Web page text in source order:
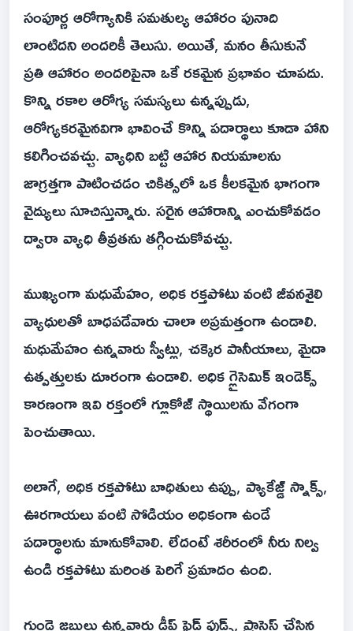
సంపూర్ణ ఆరోగ్యానికి సమతుల్య ఆహారం పునాది
లాంటిదని అందరికీ తెలుసు. అయితే, మనం తీసుకునే
ప్రతి ఆహారం అందరిపైనా ఒకే రకమైన ప్రభావం చూపదు.
కొన్ని రకాల ఆరోగ్య సమస్యలు ఉన్నప్పుడు,
ఆరోగ్యకరమైనవిగా భావించే కొన్ని పదార్థాలు కూడా హాని
కలిగించవచ్చు. వ్యాధిని బట్టి ఆహార నియమాలను
జాగ్రత్తగా పాటించడం చికిత్సలో ఒక కీలకమైన భాగంగా
వైద్యులు సూచిస్తున్నారు. సరైన ఆహారాన్ని ఎంచుకోవడం
ద్వారా వ్యాధి తీవ్రతను తగ్గించుకోవచ్చు.
ముఖ్యంగా మధుమేహం, అధిక రక్తపోటు వంటి జీవనశైలి
వ్యాధులతో బాధపడేవారు చాలా అప్రమత్తంగా ఉండాలి.
మధుమేహం ఉన్నవారు స్వీట్లు, చక్కెర పానీయాలు, మైదా
ఉత్పత్తులకు దూరంగా ఉండాలి. అధిక గ్లైసెమిక్ ఇండెక్స్
కారణంగా ఇవి రక్తంలో గ్లూకోజ్ స్థాయిలను వేగంగా
పెంచుతాయి.
అలాగే, అధిక రక్తపోటు బాధితులు ఉప్పు, ప్యాకేజ్డ్ స్నాక్స్,
ఊరగాయలు వంటి సోడియం అధికంగా ఉండే
పదార్థాలను మానుకోవాలి. లేదంటే శరీరంలో నీరు నిల్వ
ఉండి రక్తపోటు మరింత పెరిగే ప్రమాదం ఉంది.
గుండె జబ్బులు ఉన్నవారు డీప్ ఫ్రైడ్ ఫుడ్స్, ప్రాసెస్ చేసిన